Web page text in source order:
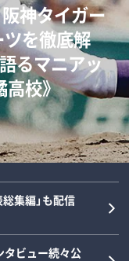
ハイロ・ペト
日本人指導
で…」【イ
阪神タイガー
ツを徹底解
るマニアッ
校》
た三塁手…
涙”の理由
トゲーム」
荒木大輔と
バーと“あ
じタイプで
集編」も配信
タビュー続々公